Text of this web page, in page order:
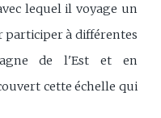
lequel il voyage un
participer à différentes
de l'Est et en
cette échelle qui